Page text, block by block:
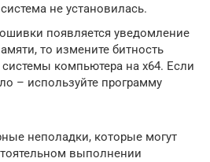
не установилась.
появляется уведомление
то измените битность
компьютера на х64. Если
– используйте программу
неполадки, которые могут
выполнении